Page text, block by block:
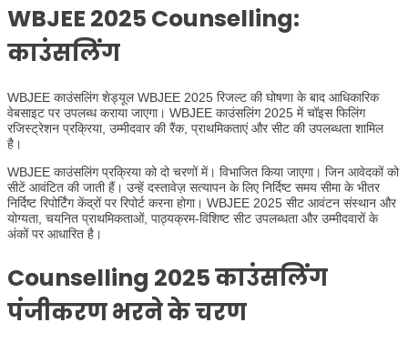
WBJEE 2025 Counselling:
काउंसलिंग
WBJEE काउंसलिंग शेड्यूल WBJEE 2025 रिजल्ट की घोषणा के बाद आधिकारिक
वेबसाइट पर उपलब्ध कराया जाएगा। WBJEE काउंसलिंग 2025 में चॉइस फिलिंग
रजिस्ट्रेशन प्रक्रिया, उम्मीदवार की रैंक, प्राथमिकताएं और सीट की उपलब्धता शामिल
है।
WBJEE काउंसलिंग प्रक्रिया को दो चरणों में। विभाजित किया जाएगा। जिन आवेदकों को
सीटें आवंटित की जाती हैं। उन्हें दस्तावेज़ सत्यापन के लिए निर्दिष्ट समय सीमा के भीतर
निर्दिष्ट रिपोर्टिंग केंद्रों पर रिपोर्ट करना होगा। WBJEE 2025 सीट आवंटन संस्थान और
योग्यता, चयनित प्राथमिकताओं, पाठ्यक्रम-विशिष्ट सीट उपलब्धता और उम्मीदवारों के
अंकों पर आधारित है।
Counselling 2025 काउंसलिंग
पंजीकरण भरने के चरण